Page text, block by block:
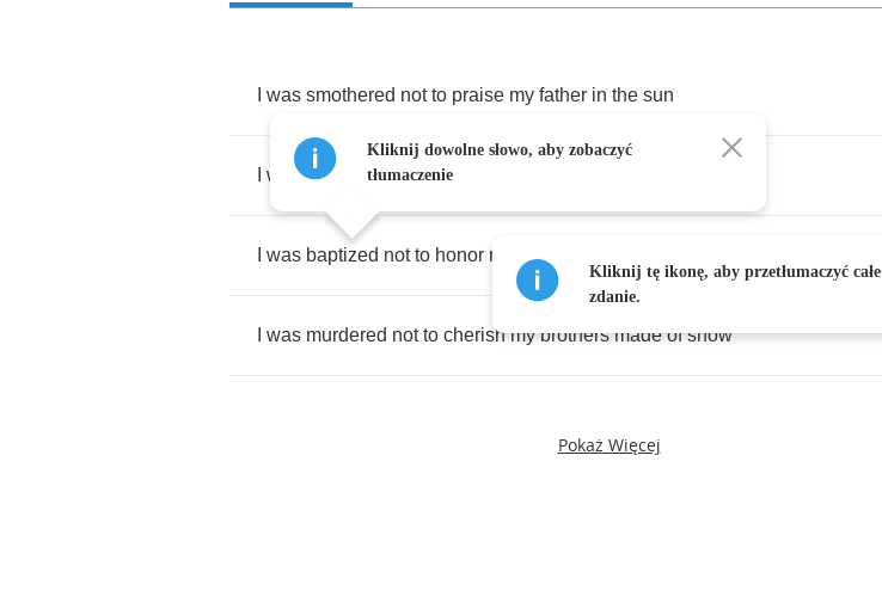
was smothered not to praise my father in the sun
was punished not to please
was baptized not to honor my mother
was murdered not to cherish my brothers made of snow
Pokaż Więcej
Kliknij dowolne słowo, aby zobaczyć
tłumaczenie
Kliknij tę ikonę, aby przetłumaczyć całe
zdanie.